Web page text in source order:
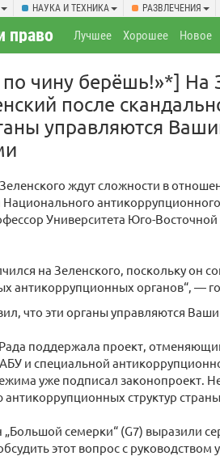
НАУКА И ТЕХНИКА РАЗВЛЕЧЕНИЯ
право Лучшее Хорошее Новое
чину берёшь!»*] На
после
управляются
ждут сложности в
Национального
Университета Юго-
на Зеленского, поскольку он
антикоррупционных органов“, —
что эти органы управляются
поддержала проект,
и специальной
уже подписал законопроект.
структур
„Большой семерки“ (G7) выразили
этот вопрос с руководством